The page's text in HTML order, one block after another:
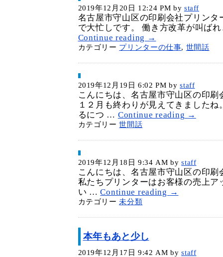
2019年12月20日 12:24 PM by staff
名古屋市守山区の印刷会社プリン
で大忙しです。 働き方改革が叫ば
Continue reading →
カテゴリー プリンターの仕事, 世間話
2019年12月19日 6:02 PM by staff
こんにちは、名古屋市守山区の印
１２月も終わりが見えてきました
るにつ … Continue reading →
カテゴリー世間話
2019年12月18日 9:34 AM by staff
こんにちは、名古屋市守山区の印
私たちプリンターはお客様の売上ア
い …Continue reading →
カテゴリー未分類
本年もあと少し
2019年12月17日 9:42 AM by staff